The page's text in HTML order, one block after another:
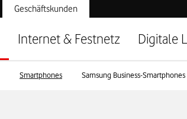
Internet & Festnetz Digitale
Geschäftskunden
Smartphones Samsung Business-Smartphones